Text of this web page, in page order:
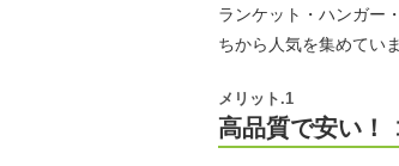
ランケット・ハンガー
ちから人気を集めてい
高品質で安い！
メリット.1